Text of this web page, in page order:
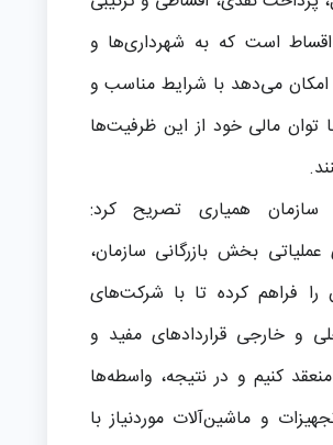
است که به شهرداری‌ها و
امکان می‌دهد با شرایط مناسب و
توان مالی خود از این ظرفیت‌ها
سازمان همیاری تصریح کرد:
عملیاتی بخش بازرگانی سازمان،
را فراهم کرده تا با شرکت‌های
و خارجی قراردادهای مفید و
کنیم و در نتیجه، واسطه‌ها
و ماشین‌آلات موردنیاز با